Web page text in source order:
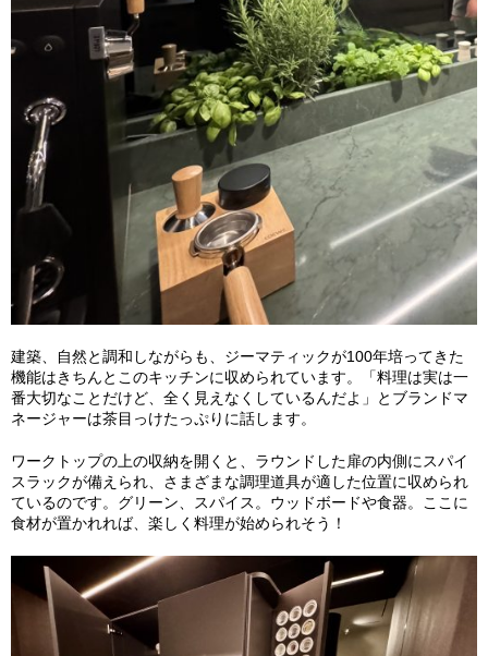
建築、自然と調和しながらも、ジーマティックが100年培ってきた
機能はきちんとこのキッチンに収められています。「料理は実は一
番大切なことだけど、全く見えなくしているんだよ」とブランドマ
ネージャーは茶目っけたっぷりに話します。
ワークトップの上の収納を開くと、ラウンドした扉の内側にスパイ
スラックが備えられ、さまざまな調理道具が適した位置に収められ
ているのです。グリーン、スパイス。ウッドボードや食器。ここに
食材が置かれれば、楽しく料理が始められそう！